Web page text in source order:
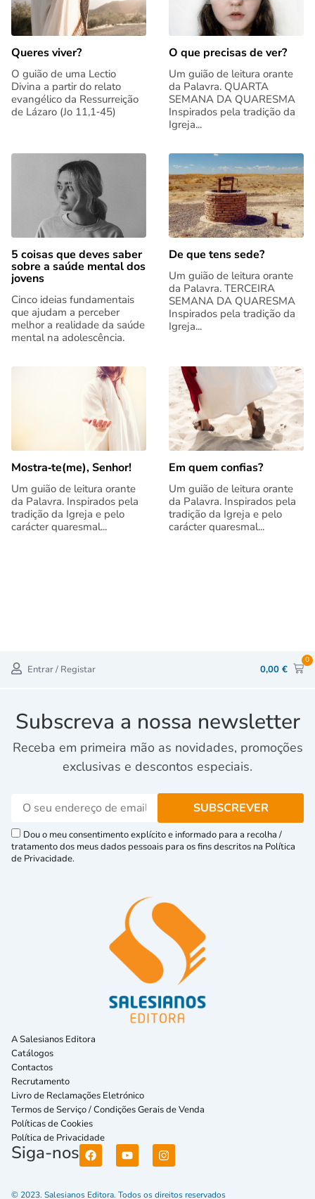
Queres viver?
O guião de uma Lectio
Divina a partir do relato
evangélico da Ressurreição
de Lázaro (Jo 11,1‑45)
O que precisas de ver?
Um guião de leitura orante
da Palavra. QUARTA
SEMANA DA QUARESMA
Inspirados pela tradição da
Igreja...
5 coisas que deves saber
sobre a saúde mental dos
jovens
Cinco ideias fundamentais
que ajudam a perceber
melhor a realidade da saúde
mental na adolescência.
De que tens sede?
Um guião de leitura orante
da Palavra. TERCEIRA
SEMANA DA QUARESMA
Inspirados pela tradição da
Igreja...
Mostra‑te(me), Senhor!
Um guião de leitura orante
da Palavra. Inspirados pela
tradição da Igreja e pelo
carácter quaresmal...
Em quem confias?
Um guião de leitura orante
da Palavra. Inspirados pela
tradição da Igreja e pelo
carácter quaresmal...
Entrar / Registar 0,00 €
0
Subscreva a nossa newsletter
Receba em primeira mão as novidades, promoções
exclusivas e descontos especiais.
Dou o meu consentimento explícito e informado para a recolha /
tratamento dos meus dados pessoais para os fins descritos na Política
de Privacidade.
A Salesianos Editora
Catálogos
Contactos
Recrutamento
Livro de Reclamações Eletrónico
Termos de Serviço / Condições Gerais de Venda
Políticas de Cookies
Política de Privacidade
Siga-nos
© 2023. Salesianos Editora. Todos os direitos reservados